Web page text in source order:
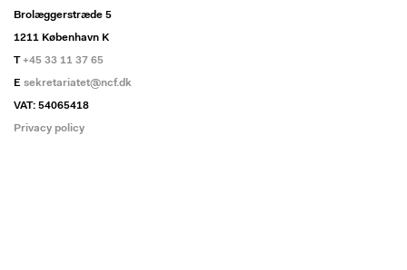
Brolæggerstræde 5
1211 København K
T+45 33 11 37 65
E sekretariatet@ncf.dk
VAT: 54065418
Privacy policy